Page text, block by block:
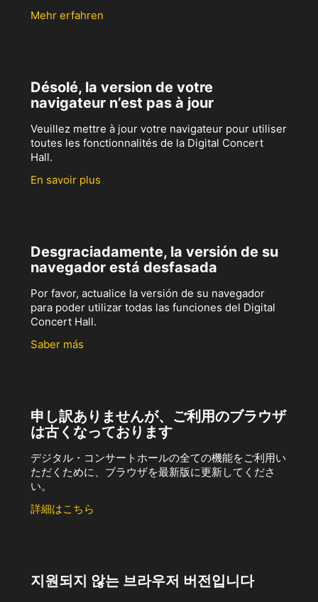
Mehr erfahren
Désolé, la version de votre
navigateur n’est pas à jour
Veuillez mettre à jour votre navigateur pour utiliser
toutes les fonctionnalités de la Digital Concert
Hall.
En savoir plus
Desgraciadamente, la versión de su
navegador está desfasada
Por favor, actualice la versión de su navegador
para poder utilizar todas las funciones del Digital
Concert Hall.
Saber más
申し訳ありませんが、ご利用のブラウザ
は古くなっております
デジタル・コンサートホールの全ての機能をご利用い
ただくために、ブラウザを最新版に更新してくださ
い。
詳細はこちら
지원되지 않는 브라우저 버전입니다